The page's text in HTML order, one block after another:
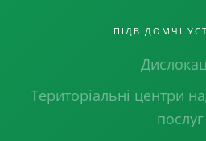
ПІДВІДОМЧІ
Територіальні центри
послуг